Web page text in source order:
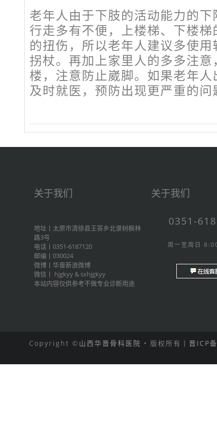
老年人由于下肢的活动能力的
行走多有不便，上楼梯、下楼
的扭伤，所以老年人建议多使
拐杖。再加上家里人的多多注
楼，注意防止崴脚。如果老年
及时就医，预防出现更严重的问
关于我们
地址丨太原市清徐县王答乡北录树枫林
路3号
电话丨0351-6187120
邮编丨030024
微博丨 华晋新浪微博
微信丨 hjgkyy & sxhjgkyy
本站内容仅供参考不做专业诊断用途
关于我们
0351-
周一至周日
Copyright © 山西华晋骨科医院 • 版权所有丨 晋ICP